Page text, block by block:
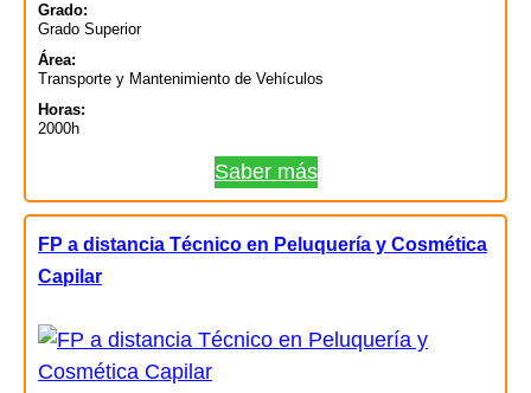
Grado:
Grado Superior
Área:
Transporte y Mantenimiento de Vehículos
Horas:
2000h
Saber más
FP a distancia Técnico en Peluquería y Cosmética
Capilar